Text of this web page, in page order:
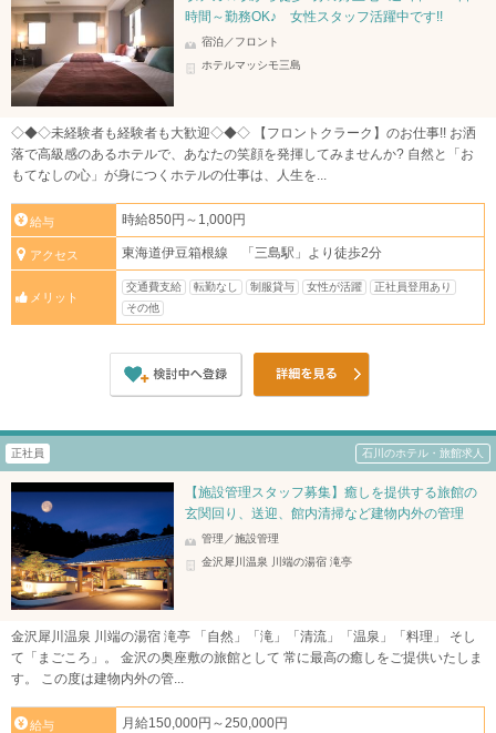
時間～勤務OK♪ 女性スタッフ活躍中です!!
宿泊／フロント
ホテルマッシモ三島
◇◆◇未経験者も経験者も大歓迎◇◆◇ 【フロントクラーク】のお仕事!! お洒
落で高級感のあるホテルで、あなたの笑顔を発揮してみませんか? 自然と「お
もてなしの心」が身につくホテルの仕事は、人生を...
給与 時給850円～1,000円
アクセス 東海道伊豆箱根線 「三島駅」より徒歩2分
メリット
交通費支給 転勤なし 制服貸与 女性が活躍
正社員登用あり
その他
正社員 石川のホテル・旅館求人
【施設管理スタッフ募集】癒しを提供する旅館の
玄関回り、送迎、館内清掃など建物内外の管理
管理／施設管理
金沢犀川温泉 川端の湯宿 滝亭
金沢犀川温泉 川端の湯宿 滝亭 「自然」「滝」「清流」「温泉」「料理」 そし
て「まごころ」。 金沢の奥座敷の旅館として 常に最高の癒しをご提供いたしま
す。 この度は建物内外の管...
給与 月給150,000円～250,000円